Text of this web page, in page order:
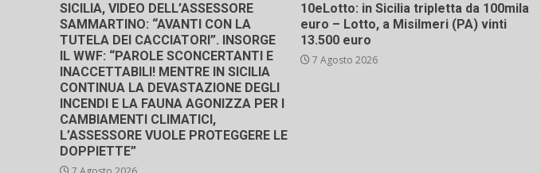
SICILIA, VIDEO DELL’ASSESSORE
SAMMARTINO: “AVANTI CON LA
TUTELA DEI CACCIATORI”. INSORGE
IL WWF: “PAROLE SCONCERTANTI E
INACCETTABILI! MENTRE IN SICILIA
CONTINUA LA DEVASTAZIONE DEGLI
INCENDI E LA FAUNA AGONIZZA PER I
CAMBIAMENTI CLIMATICI,
L’ASSESSORE VUOLE PROTEGGERE LE
DOPPIETTE”
10eLotto: in Sicilia tripletta da 100mila
euro – Lotto, a Misilmeri (PA) vinti
13.500 euro
7 Agosto 2026